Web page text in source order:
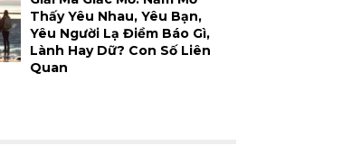
Thấy Yêu Nhau, Yêu Bạn,
Yêu Người Lạ Điềm Báo Gì,
Lành Hay Dữ? Con Số Liên
Quan